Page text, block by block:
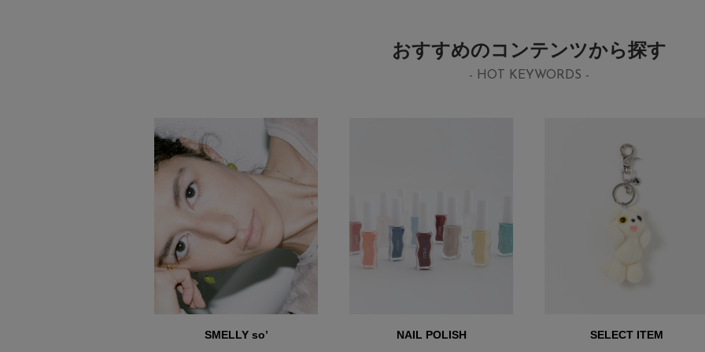
おすすめのコンテンツから探す
- HOT KEYWORDS -
SMELLY so’ NAIL POLISH SELECT ITEM